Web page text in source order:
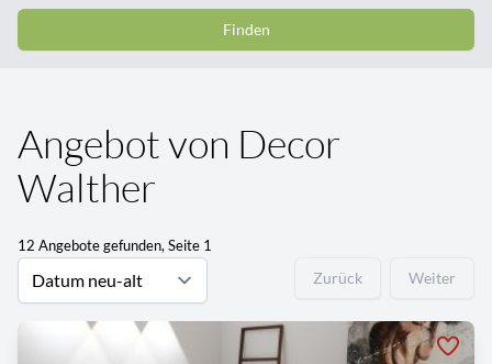
Finden
Angebot von Decor
Walther
12 Angebote gefunden, Seite 1
Zurück Weiter